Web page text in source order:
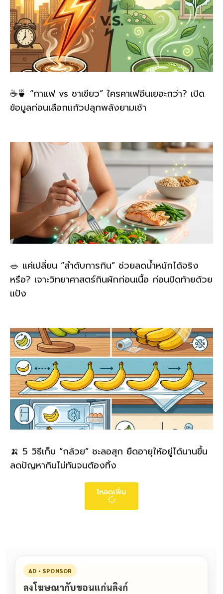
☕🍵 “กาแฟ vs ชาเขียว” ใครคาเฟอีนเยอะกว่า? เปิด
ข้อมูลก่อนเลือกแก้วปลุกพลังยามเช้า
🥗 แค่เปลี่ยน “ลำดับการกิน” ช่วยลดน้ำหนักได้จริง
หรือ? เจาะวิทยาศาสตร์กินผักก่อนเนื้อ ก่อนปิดท้ายด้วย
แป้ง
🍌 5 วิธีเก็บ “กล้วย” ชะลอสุก ยืดอายุให้อยู่ได้นานขึ้น
ลดปัญหากินไม่ทันจนต้องทิ้ง
โหลดเพิ่ม
AD • SPONSOR
ลงโฆษณากับขอนแก่นลิงก์